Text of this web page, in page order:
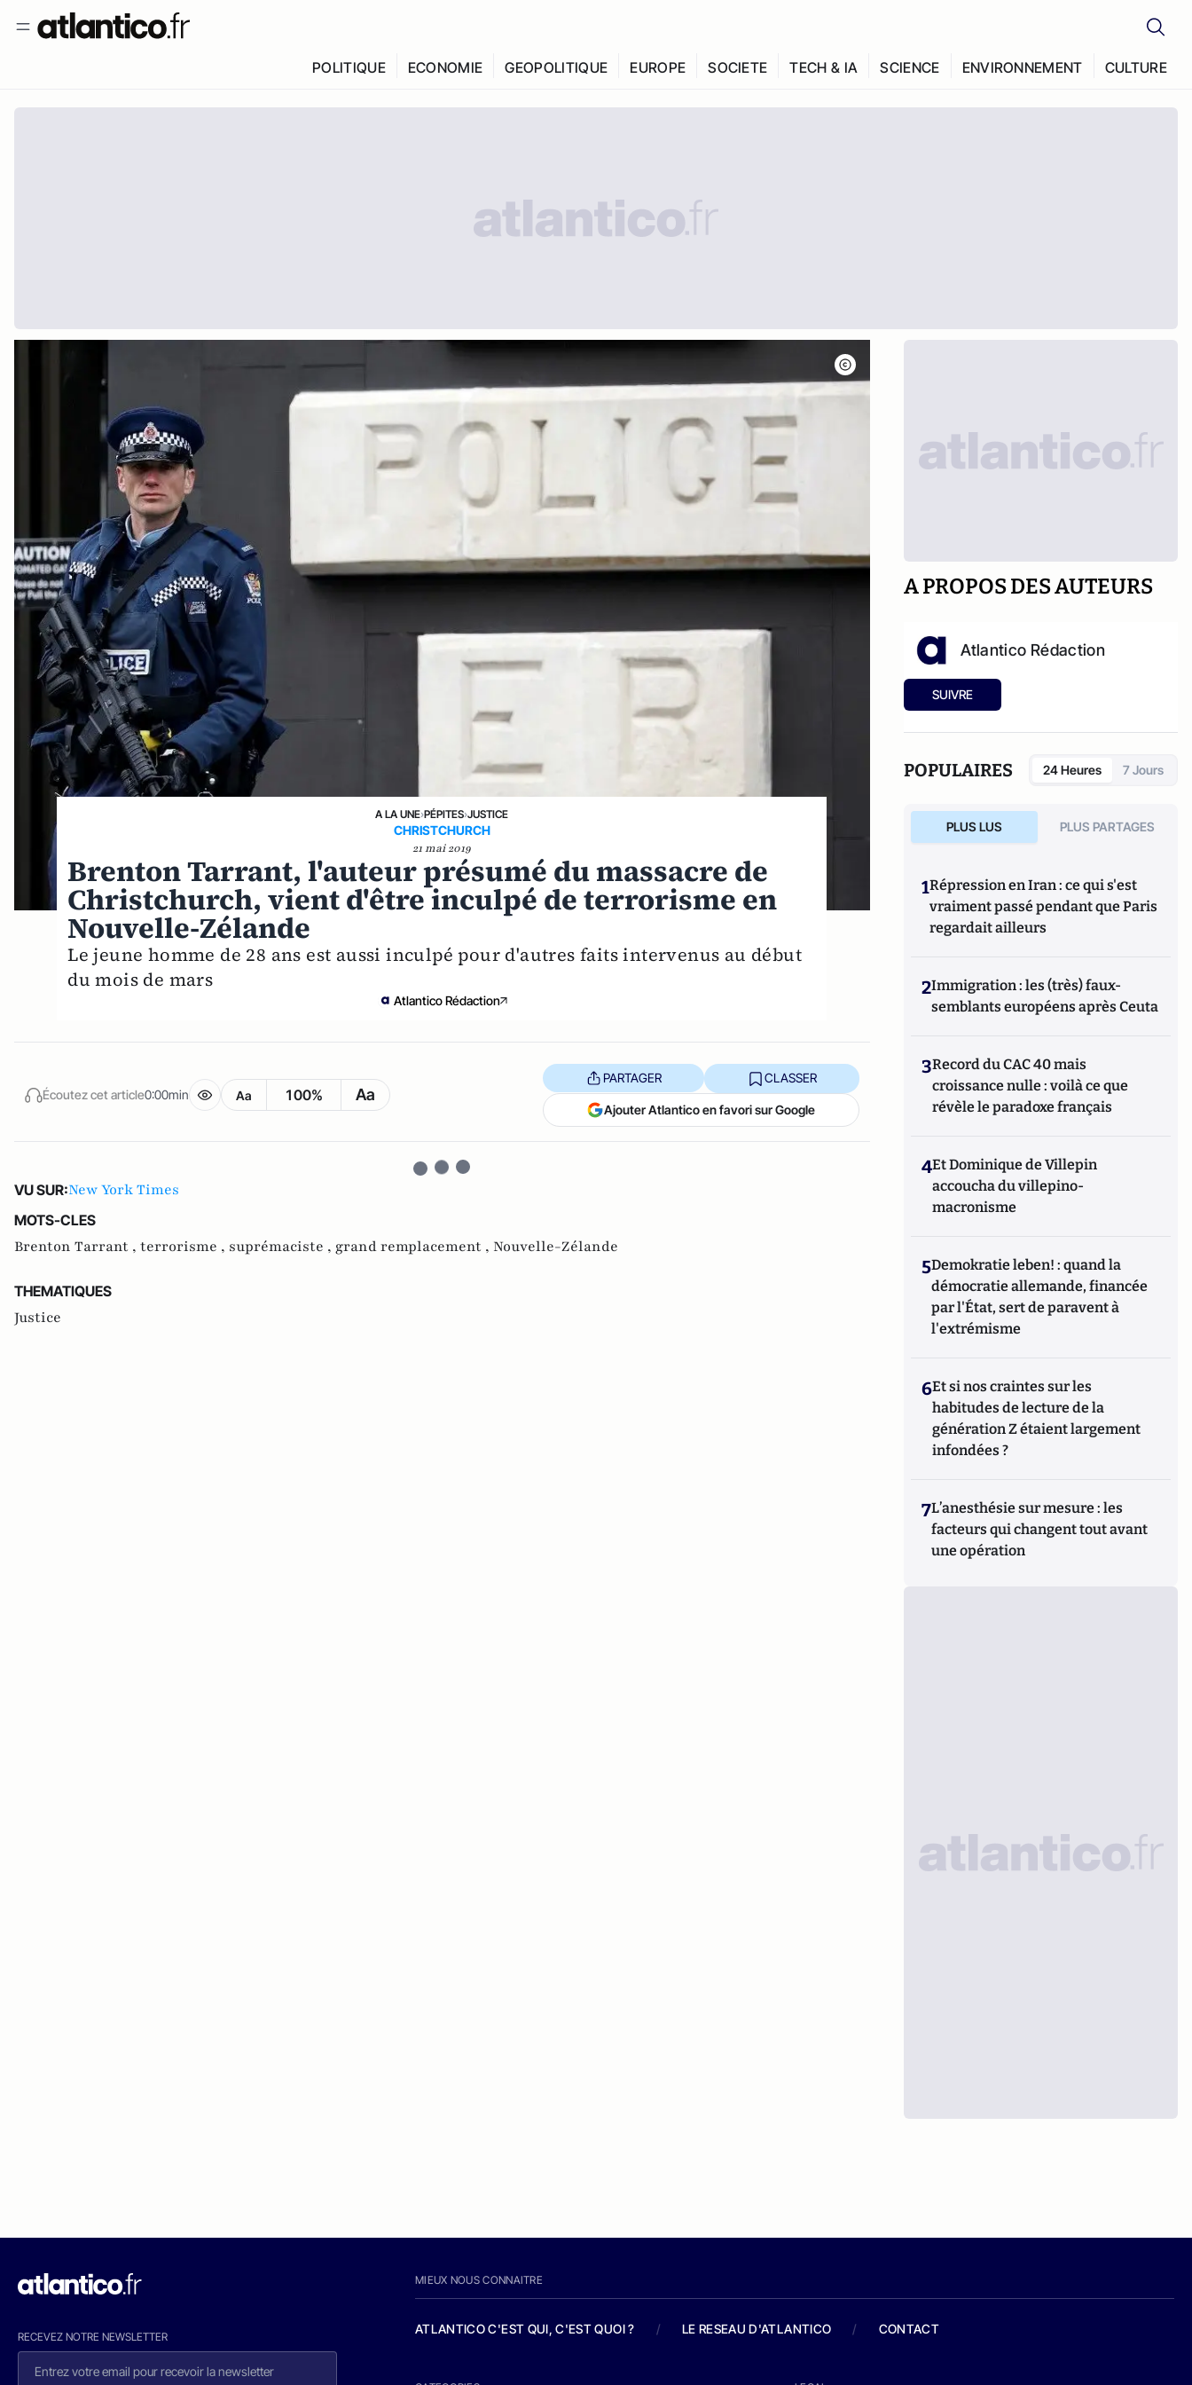
POLITIQUE ECONOMIE GEOPOLITIQUE EUROPE SOCIETE TECH & IA SCIENCE ENVIRONNEMENT CULTURE
A LA UNE›PÉPITES›JUSTICE
CHRISTCHURCH
21 mai 2019
Brenton Tarrant, l'auteur présumé du massacre de
Christchurch, vient d'être inculpé de terrorisme en
Nouvelle-Zélande
Le jeune homme de 28 ans est aussi inculpé pour d'autres faits intervenus au début
du mois de mars
Atlantico Rédaction
Écoutez cet article0:00min Aa 100% Aa
PARTAGER CLASSER
Ajouter Atlantico en favori sur Google
VU SUR:New York Times
MOTS-CLES
Brenton Tarrant , terrorisme , suprémaciste , grand remplacement , Nouvelle-Zélande
THEMATIQUES
Justice
A PROPOS DES AUTEURS
Atlantico Rédaction
SUIVRE
POPULAIRES 24 Heures 7 Jours
PLUS LUS PLUS PARTAGES
1Répression en Iran : ce qui s'est
vraiment passé pendant que Paris
regardait ailleurs
2Immigration : les (très) faux-
semblants européens après Ceuta
3Record du CAC 40 mais
croissance nulle : voilà ce que
révèle le paradoxe français
4Et Dominique de Villepin
accoucha du villepino-
macronisme
5Demokratie leben! : quand la
démocratie allemande, financée
par l'État, sert de paravent à
l'extrémisme
6Et si nos craintes sur les
habitudes de lecture de la
génération Z étaient largement
infondées ?
7L’anesthésie sur mesure : les
facteurs qui changent tout avant
une opération
RECEVEZ NOTRE NEWSLETTER
MIEUX NOUS CONNAITRE
ATLANTICO C'EST QUI, C'EST QUOI ? / LE RESEAU D'ATLANTICO / CONTACT